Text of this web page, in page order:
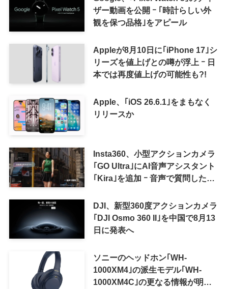
ザー動画を公開 ｰ ｢時計らしい外
観を保つ品格｣をアピール
Appleが8月10日に｢iPhone 17｣シ
リーズを値上げとの噂が浮上 ｰ 日
本では再度値上げの可能性も?!
Apple、｢iOS 26.6.1｣をまもなく
リリースか
Insta360、小型アクションカメラ
｢GO Ultra｣にAI音声アシスタント
｢Kira｣を追加 ｰ 音声で質問した
可能に
DJI、新型360度アクションカメラ
｢DJI Osmo 360 II｣を中国で8月13
日に発表へ
ソニーのヘッドホン｢WH-
1000XM4｣の派生モデル｢WH-
1000XM4C｣の更なる情報が明ら